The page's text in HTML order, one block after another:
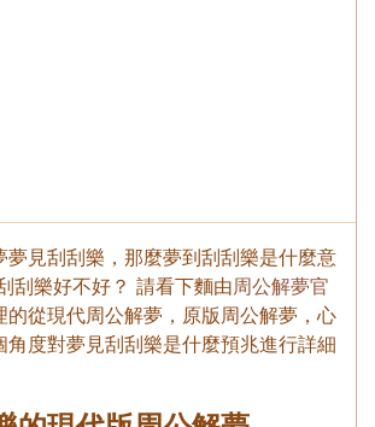
夢見刮刮樂，那麼夢到刮刮樂是什麼意
刮樂好不好？ 請看下麵由周公解夢官
的從現代周公解夢，原版周公解夢，心
角度對夢見刮刮樂是什麼預兆進行詳細